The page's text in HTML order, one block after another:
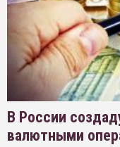
В России
валютными